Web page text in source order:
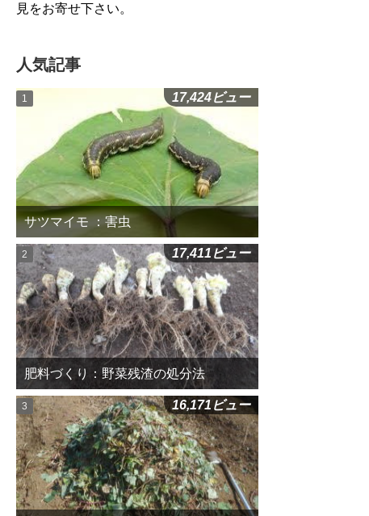
見をお寄せ下さい。
人気記事
サツマイモ ：害虫
17,424ビュー
肥料づくり：野菜残渣の処分法
17,411ビュー
16,171ビュー